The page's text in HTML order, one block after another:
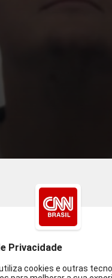
é um ator e
mais
"Kazma